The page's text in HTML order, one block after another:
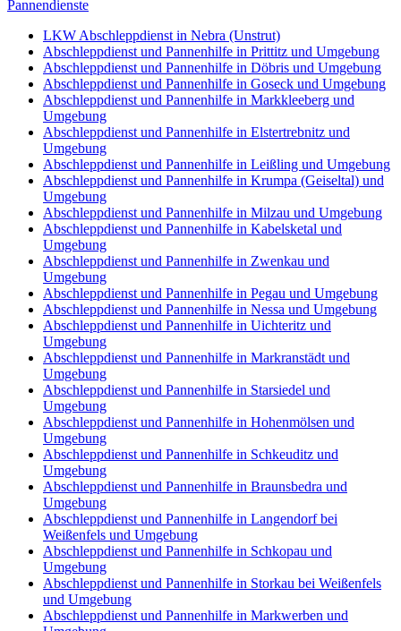
Pannendienste
LKW Abschleppdienst in Nebra (Unstrut)
Abschleppdienst und Pannenhilfe in Prittitz und Umgebung
Abschleppdienst und Pannenhilfe in Döbris und Umgebung
Abschleppdienst und Pannenhilfe in Goseck und Umgebung
Abschleppdienst und Pannenhilfe in Markkleeberg und
Umgebung
Abschleppdienst und Pannenhilfe in Elstertrebnitz und
Umgebung
Abschleppdienst und Pannenhilfe in Leißling und Umgebung
Abschleppdienst und Pannenhilfe in Krumpa (Geiseltal) und
Umgebung
Abschleppdienst und Pannenhilfe in Milzau und Umgebung
Abschleppdienst und Pannenhilfe in Kabelsketal und
Umgebung
Abschleppdienst und Pannenhilfe in Zwenkau und
Umgebung
Abschleppdienst und Pannenhilfe in Pegau und Umgebung
Abschleppdienst und Pannenhilfe in Nessa und Umgebung
Abschleppdienst und Pannenhilfe in Uichteritz und
Umgebung
Abschleppdienst und Pannenhilfe in Markranstädt und
Umgebung
Abschleppdienst und Pannenhilfe in Starsiedel und
Umgebung
Abschleppdienst und Pannenhilfe in Hohenmölsen und
Umgebung
Abschleppdienst und Pannenhilfe in Schkeuditz und
Umgebung
Abschleppdienst und Pannenhilfe in Braunsbedra und
Umgebung
Abschleppdienst und Pannenhilfe in Langendorf bei
Weißenfels und Umgebung
Abschleppdienst und Pannenhilfe in Schkopau und
Umgebung
Abschleppdienst und Pannenhilfe in Storkau bei Weißenfels
und Umgebung
Abschleppdienst und Pannenhilfe in Markwerben und